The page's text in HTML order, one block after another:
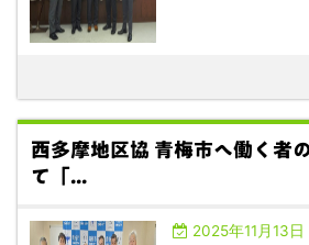
西多摩地区協 青梅市へ働く者
て「...
2025年11月13日